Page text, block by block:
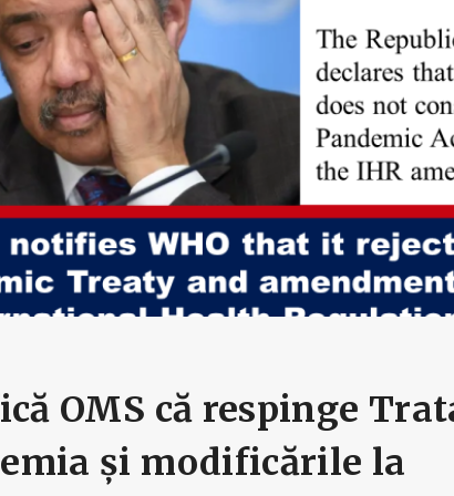
OMS că respinge
și modificările la